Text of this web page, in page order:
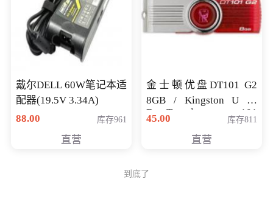
戴尔DELL 60W笔记本适
配器(19.5V 3.34A)
88.00
库存961
直营
金士顿优盘DT101 G2
8GB / Kingston U 盘
DataTraveler 101
Generati
45.00 库存811
直营
到底了